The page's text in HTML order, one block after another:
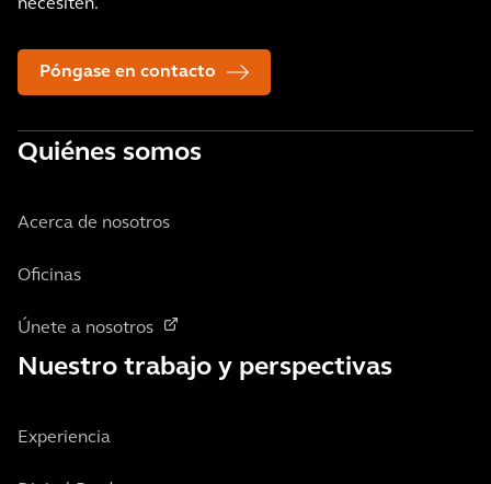
necesiten.
Póngase en contacto
Quiénes somos
Acerca de nosotros
Oficinas
Únete a nosotros
Nuestro trabajo y perspectivas
Experiencia